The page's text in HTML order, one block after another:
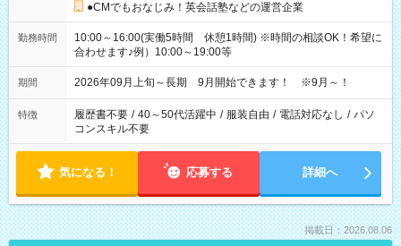
●CMでもおなじみ！英会話塾などの運営企業
勤務時間
10:00～16:00(実働5時間 休憩1時間) ※時間の相談OK！希望に
合わせます♪例）10:00～19:00等
期間 2026年09月上旬～長期 9月開始できます！ ※9月～！
特徴 履歴書不要 / 40～50代活躍中 / 服装自由 / 電話対応なし / パソ
コンスキル不要
気になる！ 応募する 詳細へ
掲載日：2026.08.06